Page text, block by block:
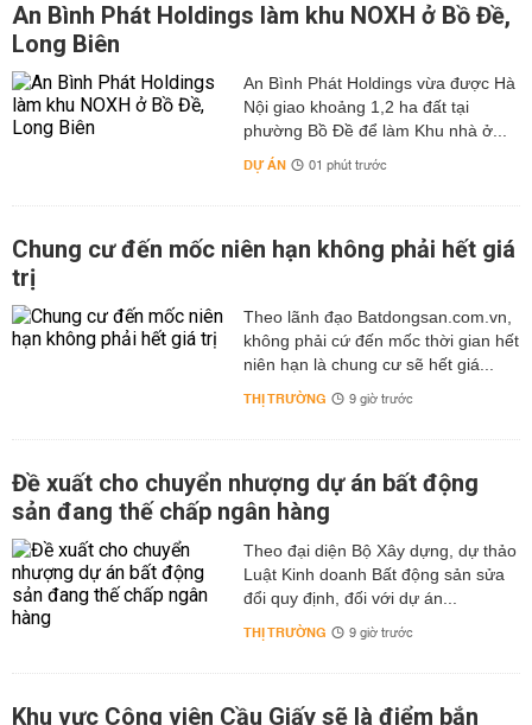
An Bình Phát Holdings làm khu NOXH ở Bồ Đề,
Long Biên
An Bình Phát Holdings vừa được Hà
Nội giao khoảng 1,2 ha đất tại
phường Bồ Đề để làm Khu nhà ở...
DỰ ÁN 01 phút trước
Chung cư đến mốc niên hạn không phải hết giá
trị
Theo lãnh đạo Batdongsan.com.vn,
không phải cứ đến mốc thời gian hết
niên hạn là chung cư sẽ hết giá...
THỊ TRƯỜNG 9 giờ trước
Đề xuất cho chuyển nhượng dự án bất động
sản đang thế chấp ngân hàng
Theo đại diện Bộ Xây dựng, dự thảo
Luật Kinh doanh Bất động sản sửa
đổi quy định, đối với dự án...
THỊ TRƯỜNG 9 giờ trước
Khu vực Công viên Cầu Giấy sẽ là điểm bắn